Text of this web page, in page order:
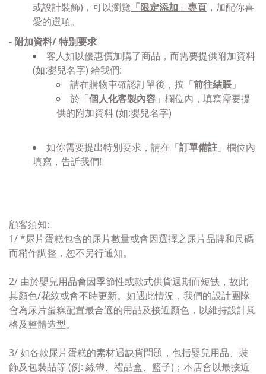
或設計裝飾)，可以瀏覽 「限定添加」專頁 ，加配你喜
愛的選項。
- 附加資料/ 特別要求
客人如以優惠價加購了商品，而需要提供附加資料
(如:嬰兒名字) 給我們:
請在購物車確認訂單後，按「前往結賬 」
於「個人化客製內容 」欄位內，填寫需要提
供的附加資料 (如:嬰兒名字)
如你需要提出特別要求，請在「訂單備註 」欄位內
填寫，告訢我們!
顧客須知:
1/ *尿片蛋糕包含的尿片數量或會因選擇之尿片品牌和尺碼
而稍作調整，恕不另行通知。
2/ 由於嬰兒用品會因季節性或款式供貨週期而短缺 ，故此
其顏色/花紋或會不時更新。 如遇此情況， 我們的設計團隊
會為尿片蛋糕配置最合適的用品及接近顏色，以維持設計風
格及整體造型。
3/如各款尿片蛋糕的素材遇缺貨問題 ，包括嬰兒用品、 裝
飾及包裝品等 (例: 絲帶、禮品盒、籃子)； 本店會以最接近